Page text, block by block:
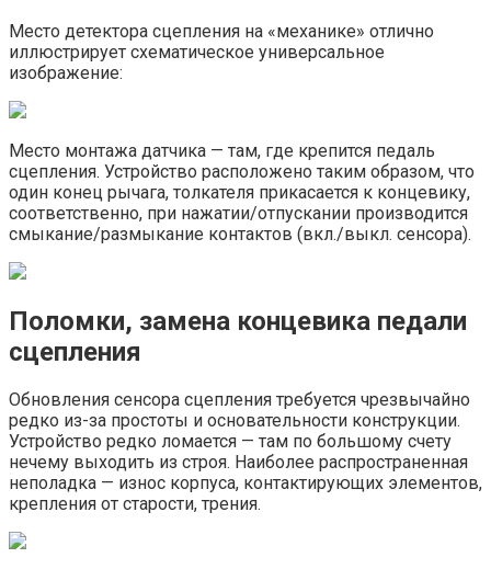
Место детектора сцепления на «механике» отлично
иллюстрирует схематическое универсальное
изображение:
Место монтажа датчика — там, где крепится педаль
сцепления. Устройство расположено таким образом, что
один конец рычага, толкателя прикасается к концевику,
соответственно, при нажатии/отпускании производится
смыкание/размыкание контактов (вкл./выкл. сенсора).
Поломки, замена концевика педали
сцепления
Обновления сенсора сцепления требуется чрезвычайно
редко из-за простоты и основательности конструкции.
Устройство редко ломается — там по большому счету
нечему выходить из строя. Наиболее распространенная
неполадка — износ корпуса, контактирующих элементов,
крепления от старости, трения.